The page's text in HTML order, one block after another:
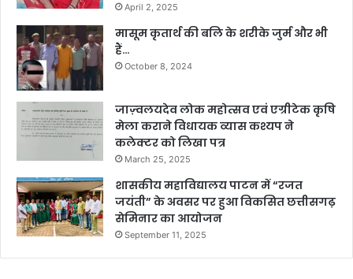
April 2, 2025
मासूम कृतार्थ की बलि के शरीके जुर्म और भी
हैं…
October 8, 2024
जाज़्वलयदेव लोक महोत्सव एवं एग्रीटेक कृषि
मेला कराने विधायक व्यास कश्यप ने
कलेक्टर को लिखा पत्र
March 25, 2025
शासकीय महाविद्यालय पाटन में “रजत
जयंती” के अवसर पर हुआ विकसित छत्तीसगढ़
सेमिनार का आयोजन
September 11, 2025